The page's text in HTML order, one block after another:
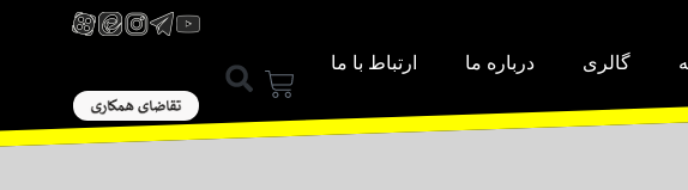
گالری درباره ما ارتباط با ما